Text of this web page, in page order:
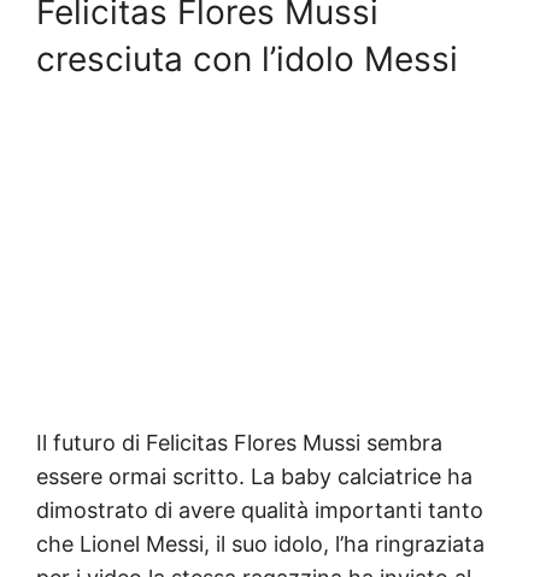
Felicitas Flores Mussi
cresciuta con l’idolo Messi
Il futuro di Felicitas Flores Mussi sembra
essere ormai scritto. La baby calciatrice ha
dimostrato di avere qualità importanti tanto
che Lionel Messi, il suo idolo, l’ha ringraziata